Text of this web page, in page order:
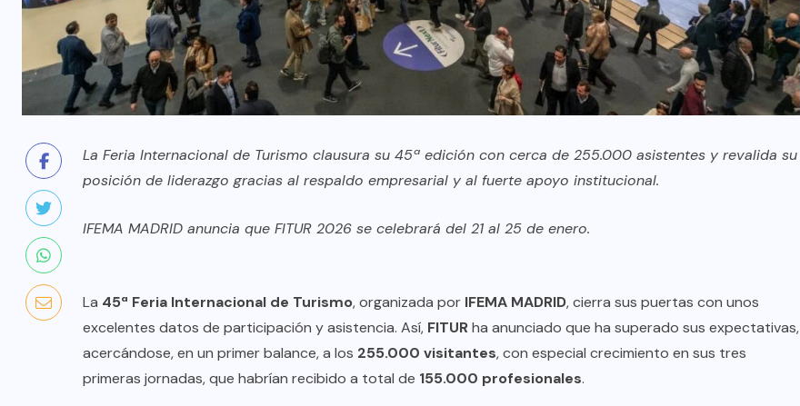
La Feria Internacional de Turismo clausura su 45ª edición con cerca de 255.000 asistentes y revalida su
posición de liderazgo gracias al respaldo empresarial y al fuerte apoyo institucional.
IFEMA MADRID anuncia que FITUR 2026 se celebrará del 21 al 25 de enero.
La 45ª Feria Internacional de Turismo, organizada por IFEMA MADRID, cierra sus puertas con unos
excelentes datos de participación y asistencia. Así, FITURha anunciado que ha superado sus expectativas,
acercándose, en un primer balance, a los 255.000 visitantes, con especial crecimiento en sus tres
primeras jornadas, que habrían recibido a total de 155.000 profesionales.